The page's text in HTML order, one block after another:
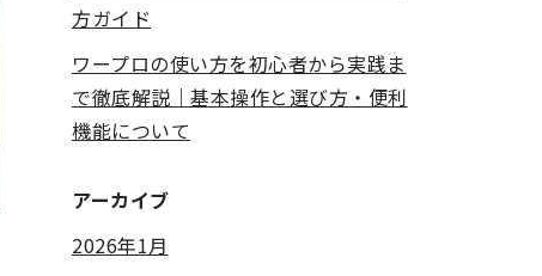
方ガイド
ワープロの使い方を初心者から実践ま
で徹底解説｜基本操作と選び方・便利
機能について
アーカイブ
2026年1月